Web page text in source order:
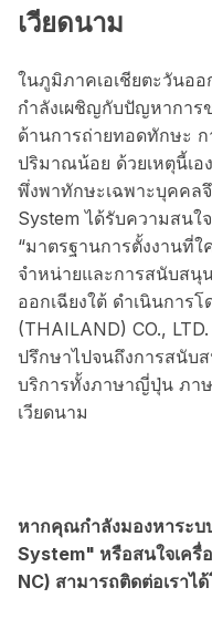
เวียดนาม
ในภูมิภาคเอเชียตะวันออ
กำลังเผชิญกับปัญหาการ
ด้านการถ่ายทอดทักษะ
ปริมาณน้อย ด้วยเหตุนี้เอ
พึ่งพาทักษะเฉพาะบุคคลจึ
System ได้รับความสนใ
“มาตรฐานการตั้งงานที่
จำหน่ายและการสนับสนุ
ออกเฉียงใต้ ดำเนินการ
(THAILAND) CO.,
ปรึกษาไปจนถึงการสนับ
บริการทั้งภาษาญี่ปุ่น ภา
เวียดนาม
หากคุณกำลังมองหาระบ
System" หรือสนใจเครื่
NC) สามารถติดต่อเรา